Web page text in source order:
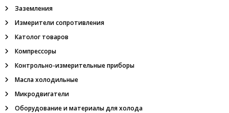
Заземления
Измерители сопротивления
Католог товаров
Компрессоры
Контрольно-измерительные приборы
Масла холодильные
Микродвигатели
Оборудование и материалы для холода